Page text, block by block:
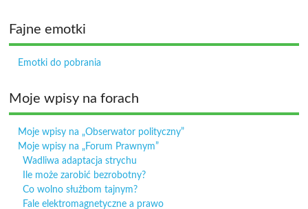
Fajne emotki
Emotki do pobrania
Moje wpisy na forach
Moje wpisy na „Obserwator polityczny”
Moje wpisy na „Forum Prawnym”
Wadliwa adaptacja strychu
Ile może zarobić bezrobotny?
Co wolno służbom tajnym?
Fale elektromagnetyczne a prawo